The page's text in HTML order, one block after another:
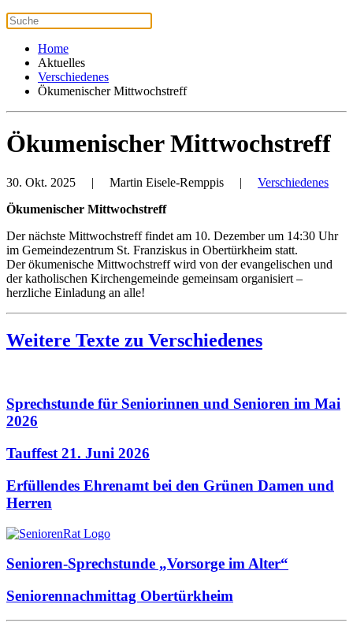
Home
Aktuelles
Verschiedenes
Ökumenischer Mittwochstreff
Ökumenischer Mittwochstreff
30. Okt. 2025 | Martin Eisele-Remppis | Verschiedenes
Ökumenischer Mittwochstreff
Der nächste Mittwochstreff findet am 10. Dezember um 14:30 Uhr
im Gemeindezentrum St. Franziskus in Obertürkheim statt.
Der ökumenische Mittwochstreff wird von der evangelischen und
der katholischen Kirchengemeinde gemeinsam organisiert –
herzliche Einladung an alle!
Weitere Texte zu Verschiedenes
Sprechstunde für Seniorinnen und Senioren im Mai
2026
Tauffest 21. Juni 2026
Erfüllendes Ehrenamt bei den Grünen Damen und
Herren
Senioren-Sprechstunde „Vorsorge im Alter“
Seniorennachmittag Obertürkheim